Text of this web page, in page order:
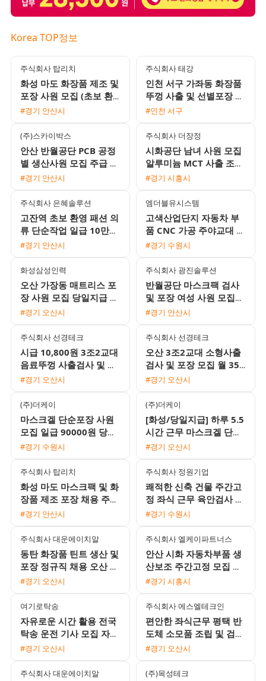
Korea TOP정보
주식회사 탑리치
화성 마도 화장품 제조 및
포장 사원 모집 (초보 환
영 / 주간고정 / 통근버스
#경기 안산시
주식회사 태강
인천 서구 가좌동 화장품
뚜껑 사출 및 선별포장 여
성 사원 모집 (주급 가능 /
#인천 서구
(주)스카이박스
안산 반월공단 PCB 공정
별 생산사원 모집 주급 및
월급 선택 가능
#경기 안산시
주식회사 더장정
시화공단 남녀 사원 모집
알루미늄 MCT 사출 조립
철골 리프트 출퇴근차량
#경기 시흥시
주식회사 은혜솔루션
고잔역 초보 환영 패션 의
류 단순작업 일급 10만원
익일지급 하루 근무 가능
#경기 안산시
엠더블유시스템
고색산업단지 자동차 부
품 CNC 가공 주야교대 남
성 생산직 채용 통근버스
#경기 수원시
화성삼성인력
오산 가장동 매트리스 포
장 사원 모집 당일지급 및
통근버스 운행
#경기 오산시
주식회사 광진솔루션
반월공단 마스크팩 검사
및 포장 여성 사원 모집
일 89000원 시급 11125
#경기 안산시
주식회사 선경테크
시급 10,800원 3조2교대
음료뚜껑 사출검사 및 포
장 남녀사원 모집
#경기 오산시
주식회사 선경테크
오산 3조2교대 소형사출
검사 및 포장 모집 월 350
만에서 370만원 이상 기
행
#경기 오산시
(주)더케이
마스크겔 단순포장 사원
모집 일급 90000원 당일
지급 5.5시간 근무 24시
#경기 수원시
(주)더케이
[화성/당일지급] 하루 5.5
시간 근무 마스크겔 단순
포장 및 충진 사원 모집
#경기 오산시
주식회사 탑리치
화성 마도 마스크팩 및 화
장품 제조 포장 채용 주5
일 주간고정 잔업없음 통
#경기 안산시
주식회사 정원기업
쾌적한 신축 건물 주간고
정 좌식 근무 육안검사 및
포장 사원 모집 (주급 가
#경기 수원시
주식회사 대운에이치알
동탄 화장품 틴트 생산 및
포장 정규직 채용 오산 수
원 통근버스 운행
#경기 오산시
주식회사 엘케이파트너스
안산 시화 자동차부품 생
산보조 주간고정 모집 통
근버스 운행 및 정규직 전
#경기 시흥시
여기로탁송
자유로운 시간 활용 전국
탁송 운전 기사 모집 자차
없어도 초보 및 외국인 환
#경기 오산시
주식회사 에스엘테크인
편안한 좌식근무 평택 반
도체 소모품 조립 및 검사
주간고정 채용 상여120%
#경기 오산시
주식회사 대운에이치알 (주)목성테크